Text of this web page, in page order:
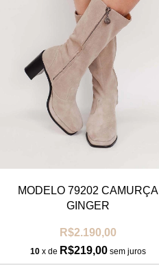
MODELO 79202 CAMURÇA
GINGER
R$2.190,00
10 x de R$219,00 sem juros